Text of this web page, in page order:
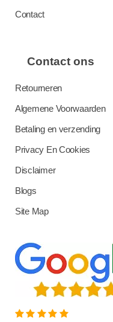
Contact
Contact ons
Retourneren
Algemene Voorwaarden
Betaling en verzending
Privacy En Cookies
Disclaimer
Blogs
Site Map